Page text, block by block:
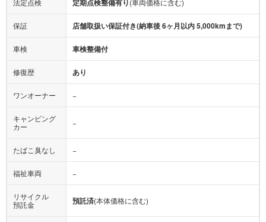
法定点検 定期点検整備有り(車両価格に含む)
保証 店舗取扱い保証付き(納車後 6ヶ月以内 5,000kmまで)
車検 車検整備付
修復歴 あり
ワンオーナー −
キャンピング
カー
−
たばこ臭なし −
福祉車両 −
リサイクル
預託金
預託済(本体価格に含む)